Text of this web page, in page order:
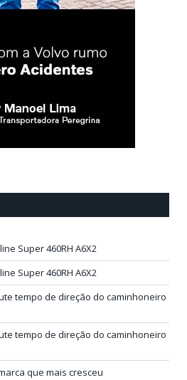
Super 460RH A6X2
Super 460RH A6X2
tempo de direção do caminhoneiro
tempo de direção do caminhoneiro
que mais cresceu